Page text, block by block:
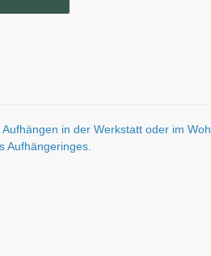
in der Werkstatt oder im
Aufhängeringes.